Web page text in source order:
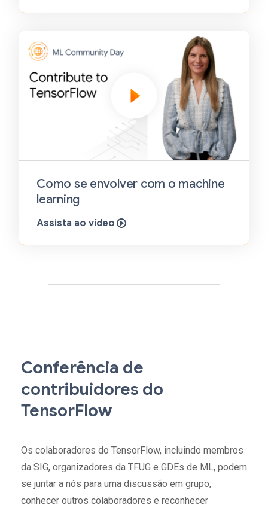
Como se envolver com o machine
learning
Assista ao vídeo
Conferência de
contribuidores do
TensorFlow
Os colaboradores do TensorFlow, incluindo membros
da SIG, organizadores da TFUG e GDEs de ML, podem
se juntar a nós para uma discussão em grupo,
conhecer outros colaboradores e reconhecer